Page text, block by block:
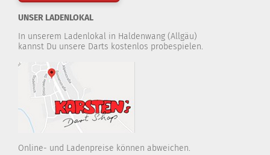
UNSER LADENLOKAL
In unserem Ladenlokal in Haldenwang (Allgäu)
kannst Du unsere Darts kostenlos probespielen.
Online- und Ladenpreise können abweichen.